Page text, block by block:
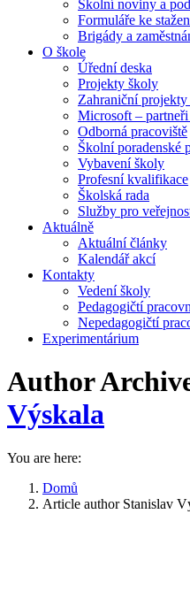
Školní noviny a
Formuláře ke
Brigády a
O škole
Úřední deska
Projekty školy
Zahraniční
Microsoft –
Odborná pracoviště
Školní poradenské
Vybavení školy
Profesní kvalifikace
Školská rada
Služby pro
Aktuálně
Aktuální články
Kalendář akcí
Kontakty
Vedení školy
Pedagogičtí
Nepedagogičtí
Experimentárium
Author
Výskala
You are here:
Domů
Article author Stanislav